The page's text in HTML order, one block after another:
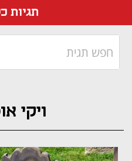
תגיות
ויקי